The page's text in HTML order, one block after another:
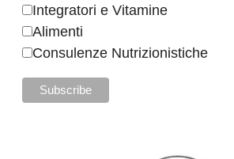
Integratori e Vitamine
Alimenti
Consulenze Nutrizionistiche